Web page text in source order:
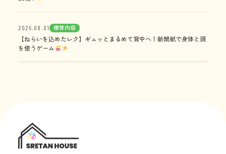
2026.08.01 療育内容
【ねらいを込めたレク】ギュッとまるめて背中へ！新聞紙で身体と頭
を使うゲーム